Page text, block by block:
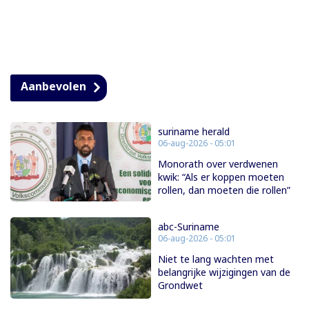
Aanbevolen
suriname herald
06-aug-2026 - 05:01
Monorath over verdwenen
kwik: “Als er koppen moeten
rollen, dan moeten die rollen”
abc-Suriname
06-aug-2026 - 05:01
Niet te lang wachten met
belangrijke wijzigingen van de
Grondwet